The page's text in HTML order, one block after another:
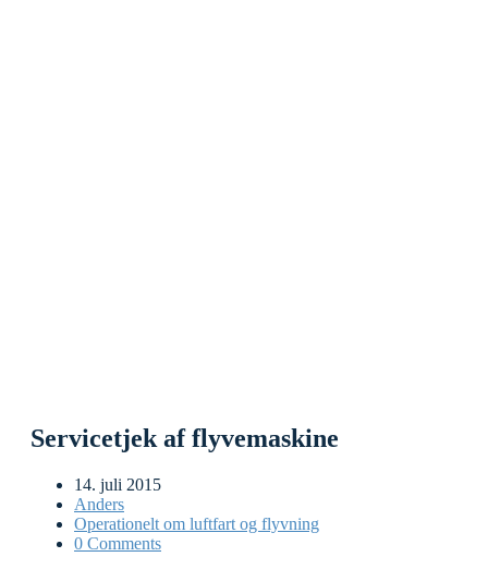
Servicetjek af flyvemaskine
14. juli 2015
Anders
Operationelt om luftfart og flyvning
0 Comments